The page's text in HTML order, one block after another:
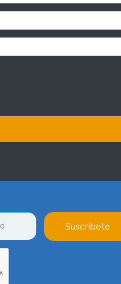
Suscríbete